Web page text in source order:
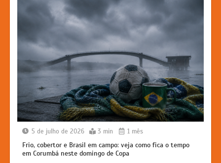
5 de julho de 2026 3 min 1 mês
Frio, cobertor e Brasil em campo: veja como fica o tempo
em Corumbá neste domingo de Copa